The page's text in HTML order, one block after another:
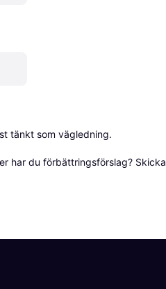
tänkt som vägledning.
har du förbättringsförslag? Skicka